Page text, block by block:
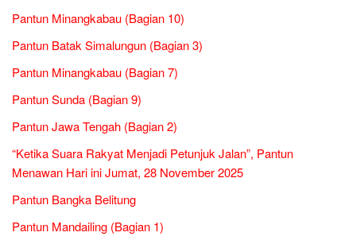
Pantun Minangkabau (Bagian 10)
Pantun Batak Simalungun (Bagian 3)
Pantun Minangkabau (Bagian 7)
Pantun Sunda (Bagian 9)
Pantun Jawa Tengah (Bagian 2)
“Ketika Suara Rakyat Menjadi Petunjuk Jalan”, Pantun
Menawan Hari ini Jumat, 28 November 2025
Pantun Bangka Belitung
Pantun Mandailing (Bagian 1)